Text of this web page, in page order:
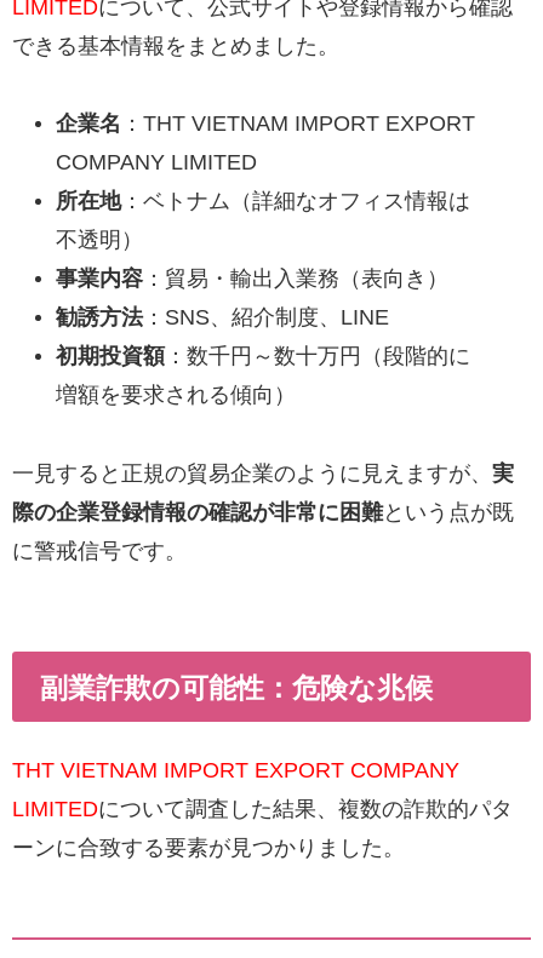
LIMITEDについて、公式サイトや登録情報から確認
できる基本情報をまとめました。
企業名 ：THT VIETNAM IMPORT EXPORT
COMPANY LIMITED
所在地：ベトナム（詳細なオフィス情報は
不透明）
事業内容 ：貿易・輸出入業務（表向き）
勧誘方法：SNS、紹介制度、LINE
初期投資額 ：数千円～数十万円（段階的に
増額を要求される傾向）
一見すると正規の貿易企業のように見えますが、 実
際の企業登録情報の確認が非常に困難という点が既
に警戒信号です。
副業詐欺の可能性：危険な兆候
THT VIETNAM IMPORT EXPORT COMPANY
LIMITEDについて調査した結果、複数の詐欺的パタ
ーンに合致する要素が見つかりました。